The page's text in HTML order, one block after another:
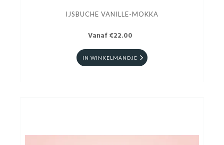
IJSBUCHE VANILLE-MOKKA
Vanaf €22.00
IN WINKELMANDJE